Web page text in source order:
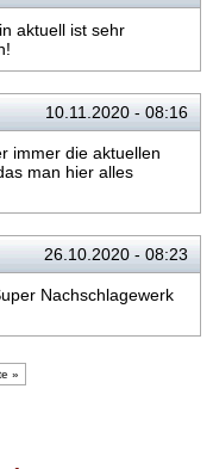
aktuell ist sehr
10.11.2020 - 08:16
immer die aktuellen
man hier alles
26.10.2020 - 08:23
Nachschlagewerk
»